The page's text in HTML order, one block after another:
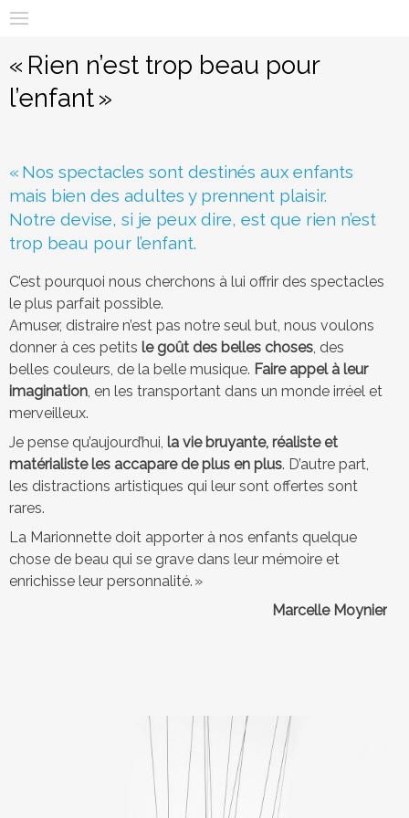
Aller
contenu
principal
E
p
o
.
0
|
T
h
é
â
t
r
e
d
e
m
a
r
m
« Rien n’est trop beau pour
l’enfant »
« Nos spectacles sont destinés aux enfants
mais bien des adultes y prennent plaisir.
Notre devise, si je peux dire, est que rien n’est
trop beau pour l’enfant.
C’est pourquoi nous cherchons à lui offrir des spectacles
le plus parfait possible.
Amuser, distraire n’est pas notre seul but, nous voulons
donner à ces petits le goût des belles choses, des
belles couleurs, de la belle musique. Faire appel à leur
imagination, en les transportant dans un monde irréel et
merveilleux.
Je pense qu’aujourd’hui, la vie bruyante, réaliste et
matérialiste les accapare de plus en plus. D’autre part,
les distractions artistiques qui leur sont offertes sont
rares.
La Marionnette doit apporter à nos enfants quelque
chose de beau qui se grave dans leur mémoire et
enrichisse leur personnalité. »
Marcelle Moynier